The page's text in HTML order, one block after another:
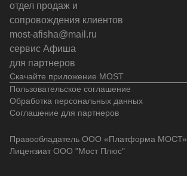
Скачайте приложение MOST
отдел продаж и
сопровождения клиентов
most-afisha@mail.ru
сервис Афиша
для партнеров
Пользовательское соглашение
Обработка персональных данных
Соглашение для партнеров
Правообладатель ООО «Платформа МОСТ»
Лицензиат ООО "Мост Плюс"